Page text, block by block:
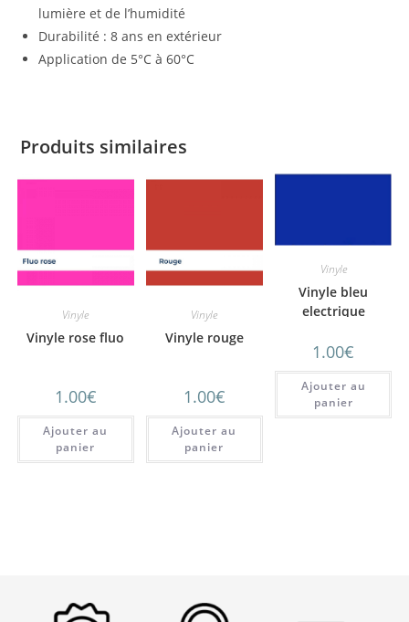
lumière et de l’humidité
Durabilité : 8 ans en extérieur
Application de 5°C à 60°C
Produits similaires
Vinyle
Vinyle rose fluo
1.00€
Ajouter au
panier
Vinyle
Vinyle rouge
1.00€
Ajouter au
panier
Vinyle
Vinyle bleu
electrique
1.00€
Ajouter au
panier